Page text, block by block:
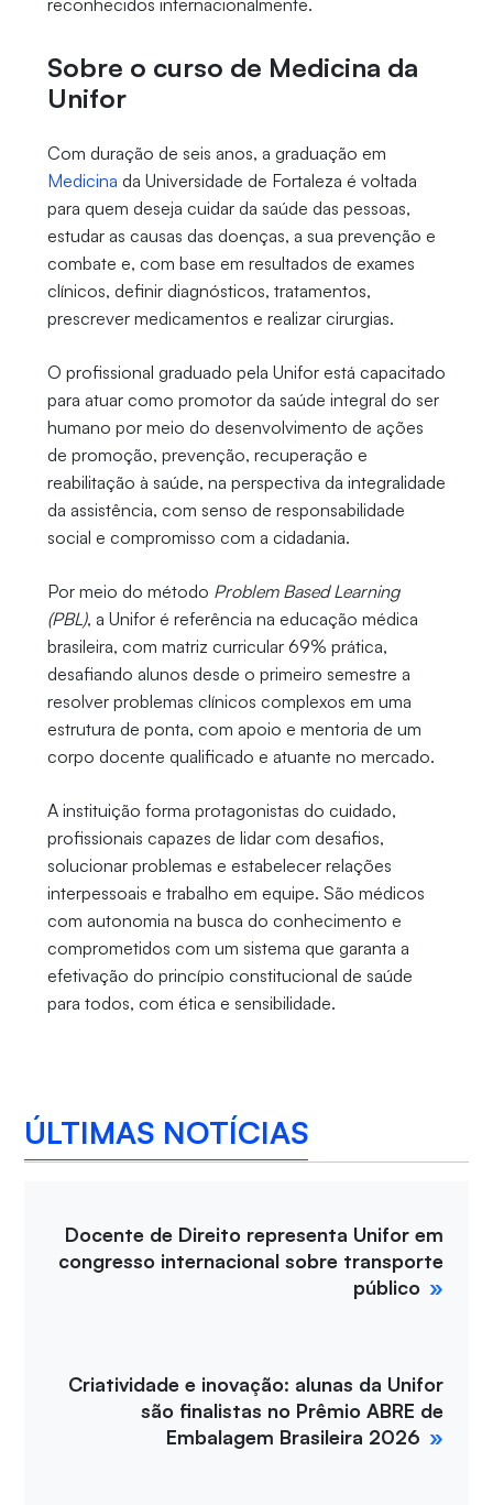
reconhecidos internacionalmente.
Sobre o curso de Medicina da
Unifor
Com duração de seis anos, a graduação em
Medicina da Universidade de Fortaleza é voltada
para quem deseja cuidar da saúde das pessoas,
estudar as causas das doenças, a sua prevenção e
combate e, com base em resultados de exames
clínicos, definir diagnósticos, tratamentos,
prescrever medicamentos e realizar cirurgias.
O profissional graduado pela Unifor está capacitado
para atuar como promotor da saúde integral do ser
humano por meio do desenvolvimento de ações
de promoção, prevenção, recuperação e
reabilitação à saúde, na perspectiva da integralidade
da assistência, com senso de responsabilidade
social e compromisso com a cidadania.
Por meio do método Problem Based Learning
(PBL), a Unifor é referência na educação médica
brasileira, com matriz curricular 69% prática,
desafiando alunos desde o primeiro semestre a
resolver problemas clínicos complexos em uma
estrutura de ponta, com apoio e mentoria de um
corpo docente qualificado e atuante no mercado.
A instituição forma protagonistas do cuidado,
profissionais capazes de lidar com desafios,
solucionar problemas e estabelecer relações
interpessoais e trabalho em equipe. São médicos
com autonomia na busca do conhecimento e
comprometidos com um sistema que garanta a
efetivação do princípio constitucional de saúde
para todos, com ética e sensibilidade.
ÚLTIMAS NOTÍCIAS
Docente de Direito representa Unifor em
congresso internacional sobre transporte
público
Criatividade e inovação: alunas da Unifor
são finalistas no Prêmio ABRE de
Embalagem Brasileira 2026